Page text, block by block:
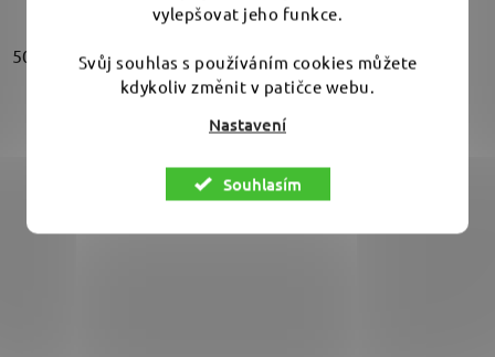
vylepšovat jeho funkce.
Svůj souhlas s používáním cookies můžete
kdykoliv změnit v patičce webu.
Nastavení
Souhlasím
500 ml 1000 ml